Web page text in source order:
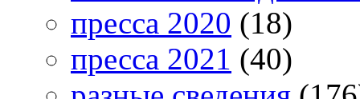
пресса 2020 (18)
пресса 2021 (40)